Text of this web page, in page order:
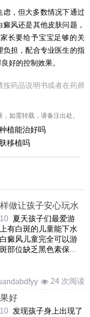
，但大多数情况下通过
风还是其他皮肤问题，
长要给予宝宝足够的关
担，配合专业医生的指
好的控制效果。
药品说明书或者在药师
如需转载，请备注出处。
植能治好吗
移植吗
做让孩子安心玩水
夏天孩子们最爱游
有白斑的儿童能下水
癜风儿童完全可以游
部位缺乏黑色素保
24 次阅读
好
发现孩子身上出现了